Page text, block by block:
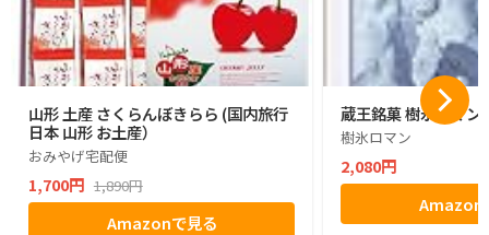
山形 土産 さくらんぼきらら (国内旅行
日本 山形 お土産）
おみやげ宅配便
1,700円 1,890円
Amazonで見る
蔵王銘菓 樹氷ロマン
樹氷ロマン
2,080円
Amazon